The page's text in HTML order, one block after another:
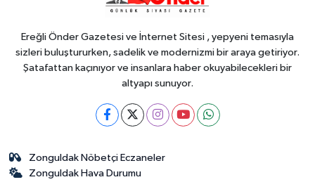
transfer etti
Ereğli Önder Gazetesi ve İnternet Sitesi , yepyeni temasıyla
sizleri buluştururken, sadelik ve modernizmi bir araya getiriyor.
Şatafattan kaçınıyor ve insanlara haber okuyabilecekleri bir
altyapı sunuyor.
Zonguldak Nöbetçi Eczaneler
Zonguldak Hava Durumu